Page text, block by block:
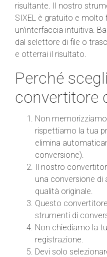
risultante. Il nostro
SIXEL è gratuito e molto
un'interfaccia intuitiva.
dal selettore di file o
e otterrai il risultato.
Perché
convertitore
Non
rispettiamo la tua
elimina
conversione).
Il nostro
una conversione di
qualità originale.
Questo
strumenti di
Non chiediamo la
registrazione.
Devi solo